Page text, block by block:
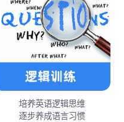
培养英语逻辑思维
逐步养成语言习惯